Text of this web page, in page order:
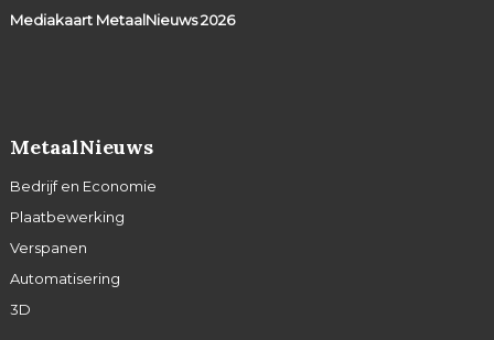
Mediakaart MetaalNieuws2026
MetaalNieuws
Bedrijf en Economie
Plaatbewerking
Verspanen
Automatisering
3D